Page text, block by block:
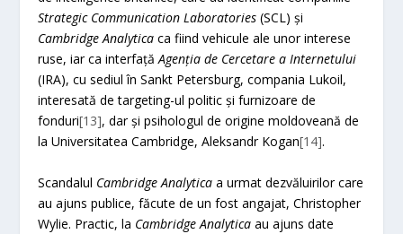
Strategic Communication Laboratories (SCL) și
Cambridge Analytica ca fiind vehicule ale unor interese
ruse, iar ca interfațăAgenția de Cercetare a Internetului
(IRA), cu sediul în Sankt Petersburg, compania Lukoil,
interesată de targeting-ul politic și furnizoare de
fonduri[13], dar și psihologul de origine moldoveană de
la Universitatea Cambridge, Aleksandr Kogan[14].
Scandalul Cambridge Analytica a urmat dezvăluirilor care
au ajuns publice, făcute de un fost angajat, Christopher
Wylie. Practic, la Cambridge Analytica au ajuns date